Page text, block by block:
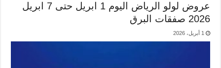
عروض لولو الرياض اليوم 1 ابريل حتى 7 ابريل
2026 صفقات البرق
1 أبريل، 2026